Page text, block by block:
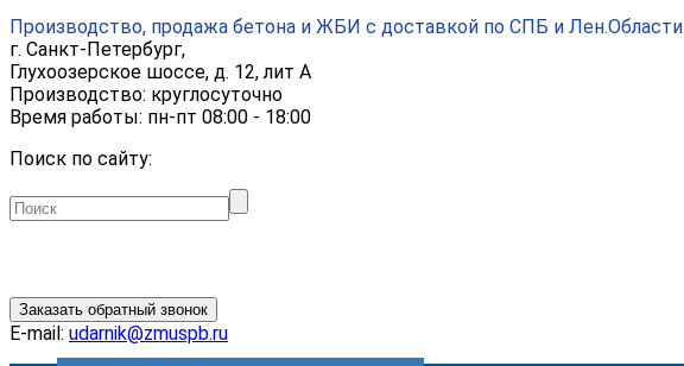
Производство, продажа бетона и ЖБИ с доставкой по СПБ и Лен.Области
г. Санкт-Петербург,
Глухоозерское шоссе, д. 12, лит А
Производство: круглосуточно
Время работы: пн-пт 08:00 - 18:00
Поиск по сайту:
Заказать обратный звонок
E-mail: udarnik@zmuspb.ru